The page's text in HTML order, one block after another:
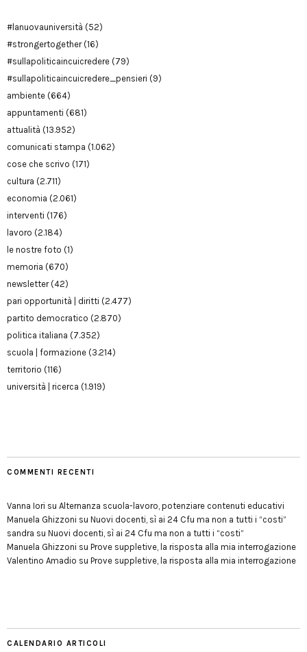
#lanuovauniversità (52)
#strongertogether(16)
#sullapoliticaincuicredere (79)
#sullapoliticaincuicredere_pensieri (9)
ambiente (664)
appuntamenti (681)
attualità (13.952)
comunicati stampa (1.062)
cose che scrivo (171)
cultura (2.711)
economia (2.061)
interventi (176)
lavoro (2.184)
le nostre foto (1)
memoria (670)
newsletter(42)
pari opportunità | diritti (2.477)
partito democratico (2.870)
politica italiana (7.352)
scuola | formazione (3.214)
territorio (116)
università | ricerca (1.919)
COMMENTI RECENTI
Vanna Iori su Alternanza scuola-lavoro, potenziare contenuti educativi
Manuela Ghizzoni su Nuovi docenti, sì ai 24 Cfu ma non a tutti i “costi”
sandra su Nuovi docenti, sì ai 24 Cfu ma non a tutti i “costi”
Manuela Ghizzoni su Prove suppletive, la risposta alla mia interrogazione
Valentino Amadio su Prove suppletive, la risposta alla mia interrogazione
CALENDARIO ARTICOLI